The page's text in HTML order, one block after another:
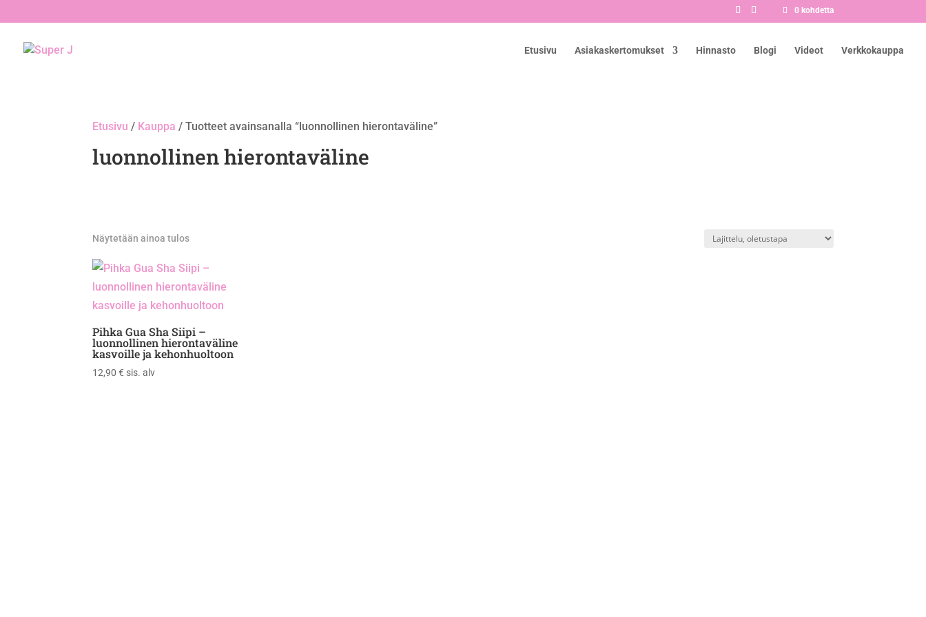
0 kohdetta
Etusivu Asiakaskertomukset Hinnasto Blogi Videot Verkkokauppa
Etusivu / Kauppa / Tuotteet avainsanalla “luonnollinen hierontaväline”
luonnollinen hierontaväline
Näytetään ainoa tulos
Pihka Gua Sha Siipi –
luonnollinen hierontaväline
kasvoille ja kehonhuoltoon
12,90€ sis. alv